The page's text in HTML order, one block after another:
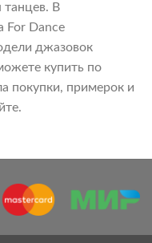
танцев. В
For Dance
джазовок
купить по
покупки, примерок и